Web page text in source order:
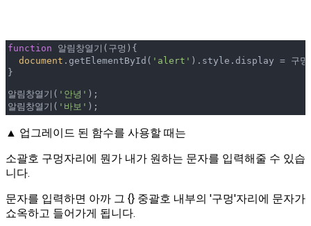
function 알림창열기( 구멍 ) {
document .getElementById( 'alert' ).style.display = 구
}
알림창열기( '안녕' );
알림창열기( '바보' );
▲ 업그레이드 된 함수를 사용할 때는
소괄호 구멍자리에 뭔가 내가 원하는 문자를 입력해줄 수 있습
니다.
문자를 입력하면 아까 그 {} 중괄호 내부의 '구멍'자리에 문자가
쇼옥하고 들어가게 됩니다.